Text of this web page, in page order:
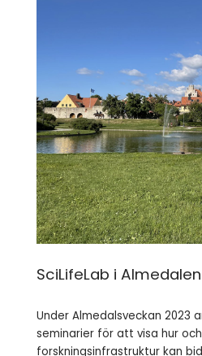
SciLifeLab i Almedalen
Under Almedalsveckan 2023
seminarier för att visa hur
forskningsinfrastruktur kan